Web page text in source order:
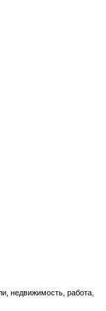
недвижимость, работа,